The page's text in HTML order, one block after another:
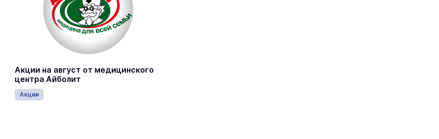
Акции на август от медицинского
центра Айболит
Акции